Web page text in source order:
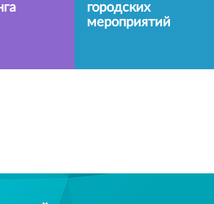
городских
мероприятий